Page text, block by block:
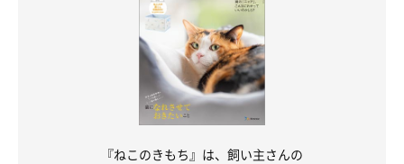
『ねこのきもち』は、飼い主さんの